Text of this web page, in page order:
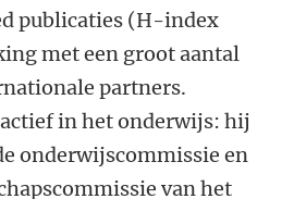
publicaties (H-index
met een groot aantal
partners.
in het onderwijs: hij
onderwijscommissie en
van het